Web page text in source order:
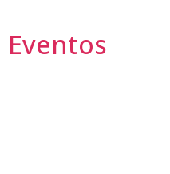
Eventos